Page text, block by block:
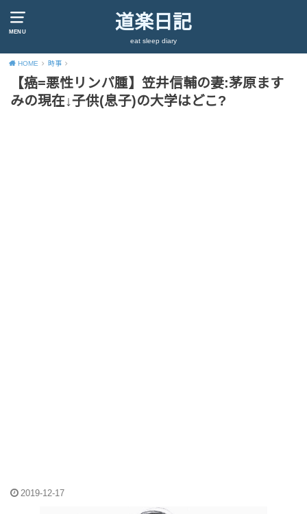
MENU 道楽日記
eat sleep diary
HOME 時事
【癌=悪性リンパ腫】笠井信輔の妻:茅原ます
みの現在↓子供(息子)の大学はどこ?
2019-12-17